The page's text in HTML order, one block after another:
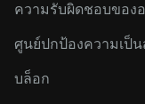
ความรับผิดชอบของ
ศูนย์ปกป้องความเป็
บล็อก